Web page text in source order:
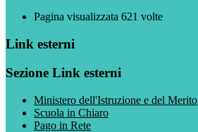
Pagina visualizzata 621 volte
Link esterni
Sezione Link esterni
Ministero dell'Istruzione e del Merito
Scuola in Chiaro
Pago in Rete